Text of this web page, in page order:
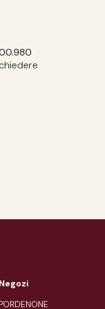
Negozi
PORDENONE